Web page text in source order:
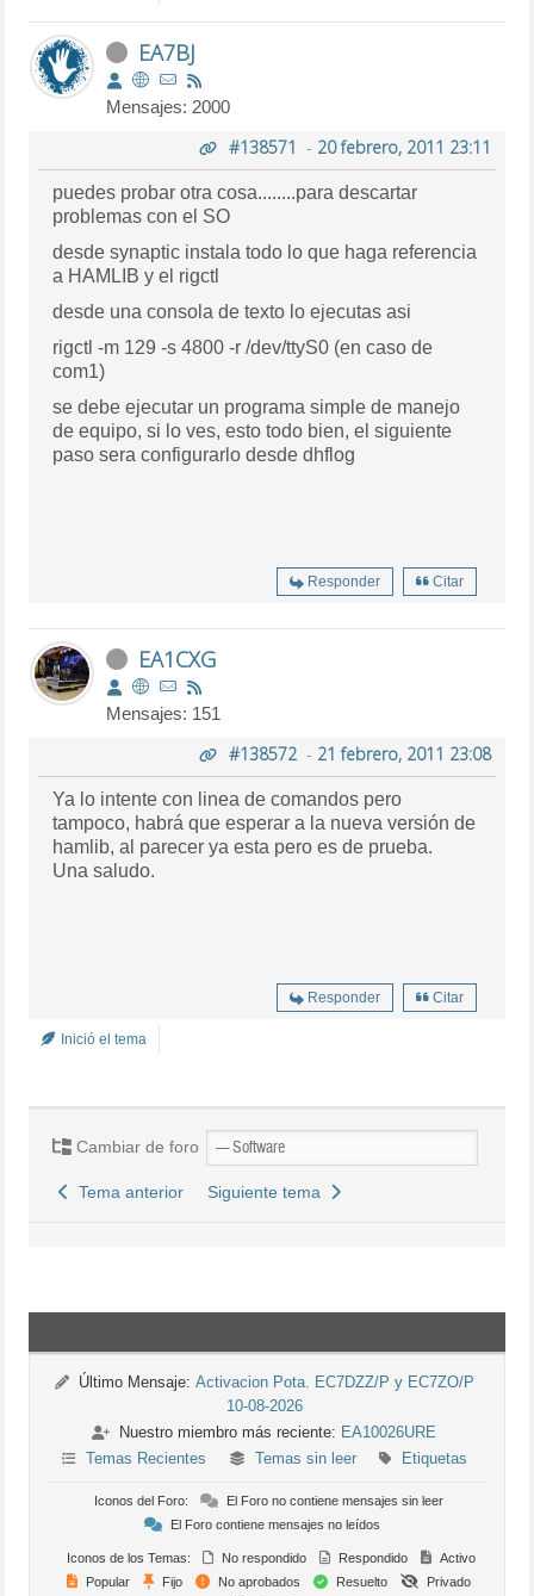
EA7BJ
Mensajes: 2000
#138571 - 20 febrero, 2011 23:11
puedes probar otra cosa........para descartar
problemas con el SO
desde synaptic instala todo lo que haga referencia
a HAMLIB y el rigctl
desde una consola de texto lo ejecutas asi
rigctl -m 129 -s 4800 -r /dev/ttyS0 (en caso de
com1)
se debe ejecutar un programa simple de manejo
de equipo, si lo ves, esto todo bien, el siguiente
paso sera configurarlo desde dhflog
Responder Citar
EA1CXG
Mensajes: 151
#138572- 21 febrero, 2011 23:08
Ya lo intente con linea de comandos pero
tampoco, habrá que esperar a la nueva versión de
hamlib, al parecer ya esta pero es de prueba.
Una saludo.
Responder Citar
Inició el tema
Cambiar de foro
Tema anterior Siguiente tema
Último Mensaje: Activacion Pota. EC7DZZ/P y EC7ZO/P
10-08-2026
Nuestro miembro más reciente: EA10026URE
Temas Recientes
Temas sin leer Etiquetas
Iconos del Foro:
El Foro no contiene mensajes sin leer
El Foro contiene mensajes no leídos
Iconos de los Temas: No respondido Respondido
Activo
Popular
Fijo No aprobados Resuelto
Privado